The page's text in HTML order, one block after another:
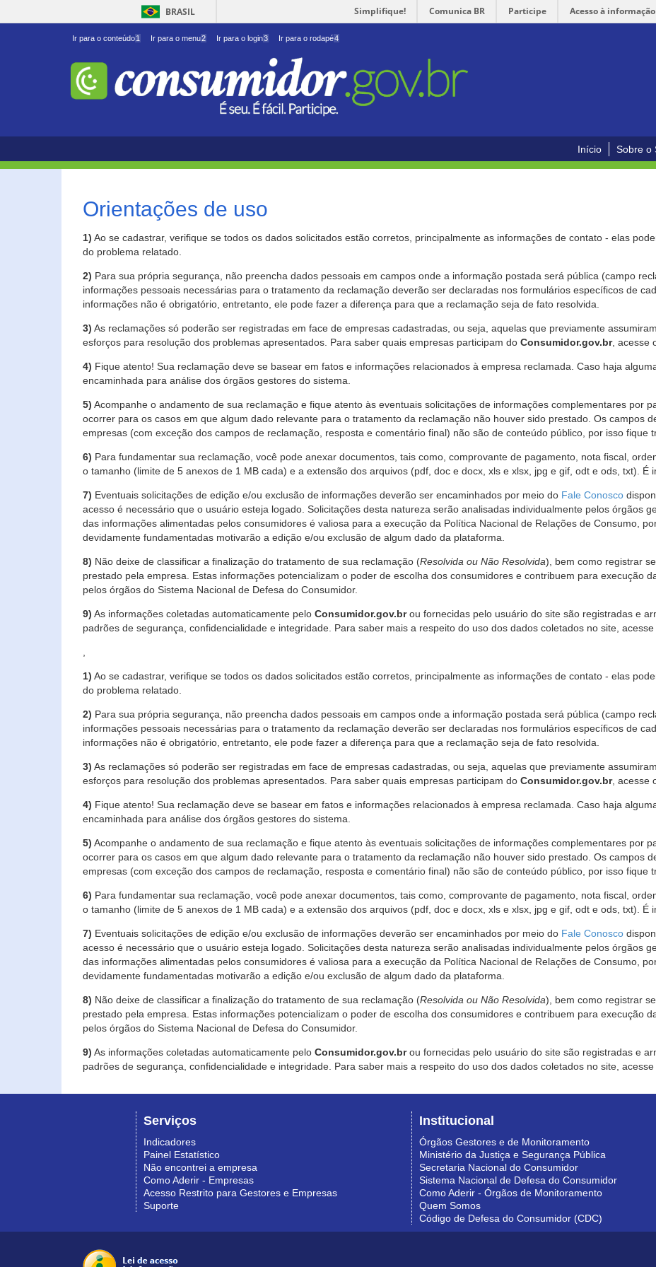
BRASIL Simplifique! Comunica BR Participe Acesso à informação
Ir para o conteúdo1 Ir para o menu2 Ir para o login3 Ir para o rodapé4
Início Sobre o
Orientações de uso
1) Ao se cadastrar, verifique se todos os dados solicitados estão corretos, principalmente as informações de contato - elas
do problema relatado.
2) Para sua própria segurança, não preencha dados pessoais em campos onde a informação postada será pública (campo
informações pessoais necessárias para o tratamento da reclamação deverão ser declaradas nos formulários específicos de
informações não é obrigatório, entretanto, ele pode fazer a diferença para que a reclamação seja de fato resolvida.
3) As reclamações só poderão ser registradas em face de empresas cadastradas, ou seja, aquelas que previamente
esforços para resolução dos problemas apresentados. Para saber quais empresas participam do Consumidor.gov.br, acesse
4) Fique atento! Sua reclamação deve se basear em fatos e informações relacionados à empresa reclamada. Caso haja
encaminhada para análise dos órgãos gestores do sistema.
5) Acompanhe o andamento de sua reclamação e fique atento às eventuais solicitações de informações complementares por
ocorrer para os casos em que algum dado relevante para o tratamento da reclamação não houver sido prestado. Os campos
empresas (com exceção dos campos de reclamação, resposta e comentário final) não são de conteúdo público, por isso fique
6) Para fundamentar sua reclamação, você pode anexar documentos, tais como, comprovante de pagamento, nota fiscal,
o tamanho (limite de 5 anexos de 1 MB cada) e a extensão dos arquivos (pdf, doc e docx, xls e xlsx, jpg e gif, odt e ods, txt). É
7) Eventuais solicitações de edição e/ou exclusão de informações deverão ser encaminhados por meio do Fale Conosco
acesso é necessário que o usuário esteja logado. Solicitações desta natureza serão analisadas individualmente pelos órgãos
das informações alimentadas pelos consumidores é valiosa para a execução da Política Nacional de Relações de Consumo,
devidamente fundamentadas motivarão a edição e/ou exclusão de algum dado da plataforma.
8) Não deixe de classificar a finalização do tratamento de sua reclamação (Resolvida ou Não Resolvida), bem como registrar
prestado pela empresa. Estas informações potencializam o poder de escolha dos consumidores e contribuem para execução
pelos órgãos do Sistema Nacional de Defesa do Consumidor.
9) As informações coletadas automaticamente pelo Consumidor.gov.brou fornecidas pelo usuário do site são registradas e
padrões de segurança, confidencialidade e integridade. Para saber mais a respeito do uso dos dados coletados no site, acesse
1) Ao se cadastrar, verifique se todos os dados solicitados estão corretos, principalmente as informações de contato - elas
do problema relatado.
2) Para sua própria segurança, não preencha dados pessoais em campos onde a informação postada será pública (campo
informações pessoais necessárias para o tratamento da reclamação deverão ser declaradas nos formulários específicos de
informações não é obrigatório, entretanto, ele pode fazer a diferença para que a reclamação seja de fato resolvida.
3) As reclamações só poderão ser registradas em face de empresas cadastradas, ou seja, aquelas que previamente
esforços para resolução dos problemas apresentados. Para saber quais empresas participam do Consumidor.gov.br, acesse
4) Fique atento! Sua reclamação deve se basear em fatos e informações relacionados à empresa reclamada. Caso haja
encaminhada para análise dos órgãos gestores do sistema.
5) Acompanhe o andamento de sua reclamação e fique atento às eventuais solicitações de informações complementares por
ocorrer para os casos em que algum dado relevante para o tratamento da reclamação não houver sido prestado. Os campos
empresas (com exceção dos campos de reclamação, resposta e comentário final) não são de conteúdo público, por isso fique
6) Para fundamentar sua reclamação, você pode anexar documentos, tais como, comprovante de pagamento, nota fiscal,
o tamanho (limite de 5 anexos de 1 MB cada) e a extensão dos arquivos (pdf, doc e docx, xls e xlsx, jpg e gif, odt e ods, txt). É
7) Eventuais solicitações de edição e/ou exclusão de informações deverão ser encaminhados por meio do Fale Conosco
acesso é necessário que o usuário esteja logado. Solicitações desta natureza serão analisadas individualmente pelos órgãos
das informações alimentadas pelos consumidores é valiosa para a execução da Política Nacional de Relações de Consumo,
devidamente fundamentadas motivarão a edição e/ou exclusão de algum dado da plataforma.
8) Não deixe de classificar a finalização do tratamento de sua reclamação (Resolvida ou Não Resolvida), bem como registrar
prestado pela empresa. Estas informações potencializam o poder de escolha dos consumidores e contribuem para execução
pelos órgãos do Sistema Nacional de Defesa do Consumidor.
9) As informações coletadas automaticamente pelo Consumidor.gov.brou fornecidas pelo usuário do site são registradas e
padrões de segurança, confidencialidade e integridade. Para saber mais a respeito do uso dos dados coletados no site, acesse
Serviços
Indicadores
Painel Estatístico
Não encontrei a empresa
Como Aderir - Empresas
Acesso Restrito para Gestores e Empresas
Suporte
Institucional
Órgãos Gestores e de Monitoramento
Ministério da Justiça e Segurança Pública
Secretaria Nacional do Consumidor
Sistema Nacional de Defesa do Consumidor
Como Aderir - Órgãos de Monitoramento
Quem Somos
Código de Defesa do Consumidor (CDC)